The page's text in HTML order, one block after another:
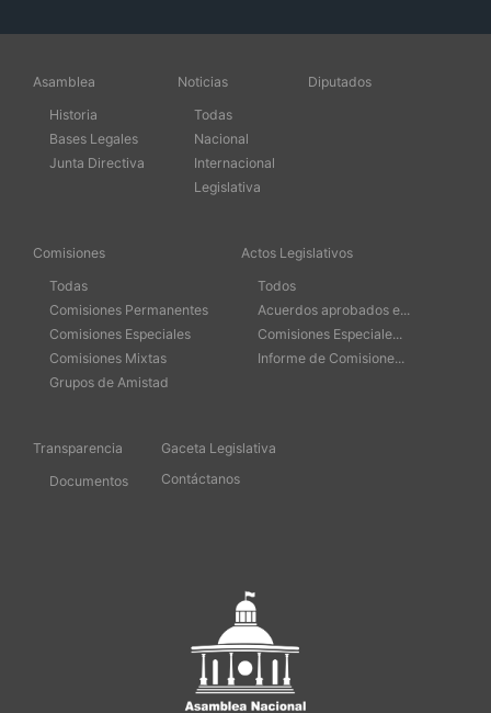
Asamblea
Historia
Bases Legales
Junta Directiva
Noticias
Todas
Nacional
Internacional
Legislativa
Diputados
Comisiones
Todas
Comisiones Permanentes
Comisiones Especiales
Comisiones Mixtas
Grupos de Amistad
Actos Legislativos
Todos
Acuerdos aprobados e...
Comisiones Especiale...
Informe de Comisione...
Transparencia
Documentos
Gaceta Legislativa
Contáctanos